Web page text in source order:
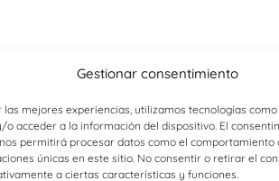
Gestionar consentimiento
las mejores experiencias, utilizamos tecnologías
o acceder a la información del dispositivo. El
permitirá procesar datos como el comportamiento
únicas en este sitio. No consentir o retirar el
a ciertas características y funciones.
juvenil Logopedia